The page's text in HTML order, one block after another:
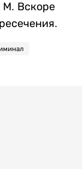
М. Вскоре